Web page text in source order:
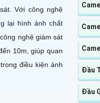
Với công nghệ
lại hình ảnh chất
nghệ giám sát
10m, giúp quan
điều kiện ánh
Đầu
Đầu